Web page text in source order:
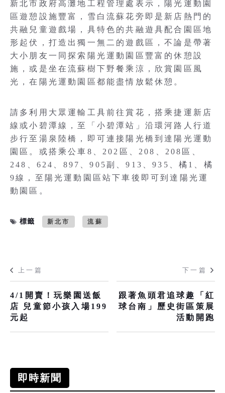
新北市政府高灘地工程管理處表示，陽光運動園
區遊憩設施豐富，雪白流蘇花旁即是新店熱門的
共融兒童遊戲場，具特色的共融遊具配合園區地
形起伏，打造出獨一無二的遊戲區，不論是帶著
大小朋友一同探索陽光運動園區豐富的休憩設
施，或是坐在流蘇樹下野餐乘涼，欣賞園區風
光，在陽光運動園區都能盡情放鬆休憩。
請多利用大眾運輸工具前往賞花，搭乘捷運新店
線或小碧潭線，至「小碧潭站」沿環河路人行道
步行至湯泉陸橋，即可連接陽光橋到達陽光運動
園區。或搭乘公車8、202區、208、208區、
248、624、897、905副、913、935、橘1、橘
9線，至陽光運動園區站下車後即可到達陽光運
動園區。
標籤 新北市 流蘇
上一篇
4/1開賣！玩樂園送飯
店 兒童節小孩入場199
元起
下一篇
跟著魚頭君追球趣「紅
球台南」歷史街區策展
活動開跑
即時新聞